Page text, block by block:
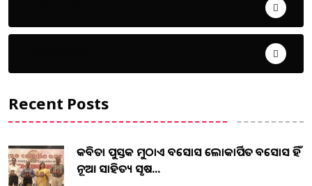
Recent Posts
କବିତା ପୁସ୍ତକ ମୁଠାଏ ଅବସୋସ ଲୋକାର୍ପିତ ଅବସୋସ ହିଁ
ନୂଆ ସାହିତ୍ୟ ସୃଷ...